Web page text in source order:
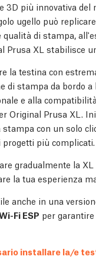
3D più innovativa
ugello può
di stampa,
XL stabilisce
la testina con
di stampa da bordo
e alla
Original Prusa XL.
con un solo
più complicati.
gradualmente la
la tua esperienza
anche in una
Fi ESP per
installare la/e